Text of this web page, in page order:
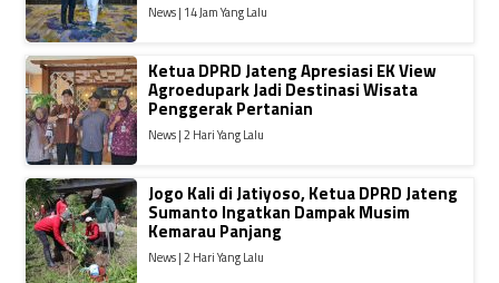
News | 14 Jam Yang Lalu
Ketua DPRD Jateng Apresiasi EK View
Agroedupark Jadi Destinasi Wisata
Penggerak Pertanian
News | 2 Hari Yang Lalu
Jogo Kali di Jatiyoso, Ketua DPRD Jateng
Sumanto Ingatkan Dampak Musim
Kemarau Panjang
News | 2 Hari Yang Lalu